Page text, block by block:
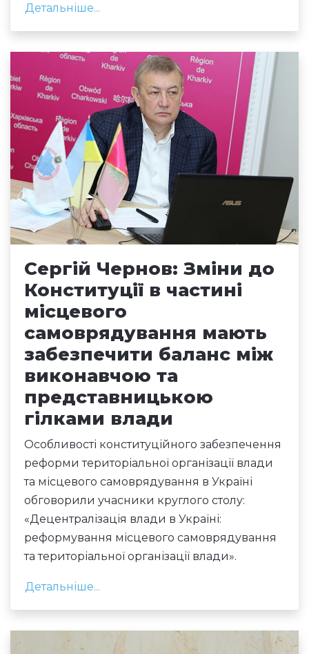
Детальніше...
Сергій Чернов: Зміни до
Конституції в частині
місцевого
самоврядування мають
забезпечити баланс між
виконавчою та
представницькою
гілками влади
Особливості конституційного забезпечення
реформи територіальної організації влади
та місцевого самоврядування в Україні
обговорили учасники круглого столу:
«Децентралізація влади в Україні:
реформування місцевого самоврядування
та територіальної організації влади».
Детальніше...